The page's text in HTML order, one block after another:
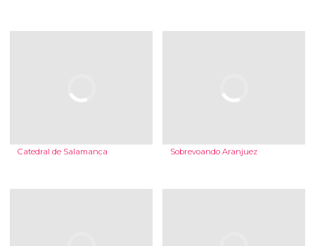
Catedral de Salamanca Sobrevoando Aranjuez